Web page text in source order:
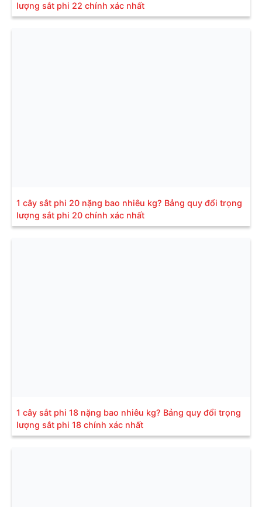
lượng sắt phi 22 chính xác nhất
1 cây sắt phi 20 nặng bao nhiêu kg? Bảng quy đổi trọng
lượng sắt phi 20 chính xác nhất
1 cây sắt phi 18 nặng bao nhiêu kg? Bảng quy đổi trọng
lượng sắt phi 18 chính xác nhất